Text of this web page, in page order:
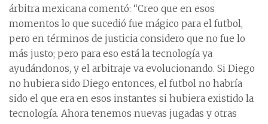
árbitra mexicana comentó: “Creo que en esos
momentos lo que sucedió fue mágico para el futbol,
pero en términos de justicia considero que no fue lo
más justo; pero para eso está la tecnología ya
ayudándonos, y el arbitraje va evolucionando. Si Diego
no hubiera sido Diego entonces, el futbol no habría
sido el que era en esos instantes si hubiera existido la
tecnología. Ahora tenemos nuevas jugadas y otras